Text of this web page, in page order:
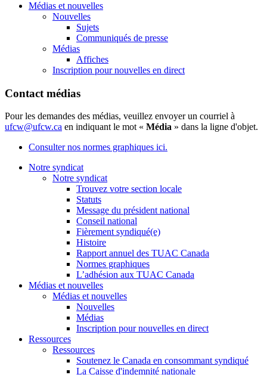
Médias et nouvelles
Nouvelles
Sujets
Communiqués de presse
Médias
Affiches
Inscription pour nouvelles en direct
Contact médias
Pour les demandes des médias, veuillez envoyer un courriel à
ufcw@ufcw.ca en indiquant le mot « Média » dans la ligne d'objet.
Consulter nos normes graphiques ici.
Notre syndicat
Notre syndicat
Trouvez votre section locale
Statuts
Message du président national
Conseil national
Fièrement syndiqué(e)
Histoire
Rapport annuel des TUAC Canada
Normes graphiques
L’adhésion aux TUAC Canada
Médias et nouvelles
Médias et nouvelles
Nouvelles
Médias
Inscription pour nouvelles en direct
Ressources
Ressources
Soutenez le Canada en consommant syndiqué
La Caisse d'indemnité nationale